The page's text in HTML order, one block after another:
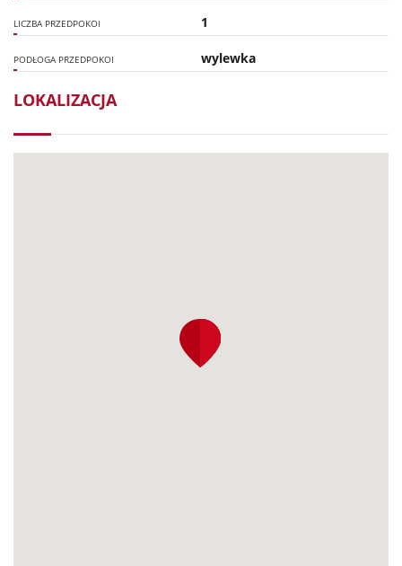
LICZBA PRZEDPOKOI 1
PODŁOGA PRZEDPOKOI wylewka
LOKALIZACJA